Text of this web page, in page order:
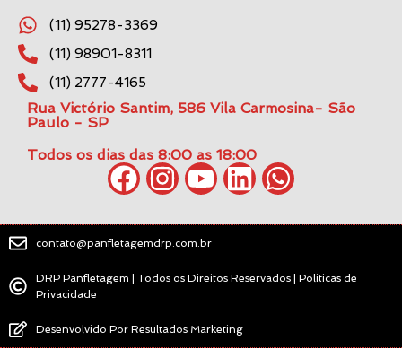
(11) 95278-3369
(11) 98901-8311
(11) 2777-4165
Rua Victório Santim, 586 Vila Carmosina- São
Paulo - SP
Todos os dias das 8:00 as 18:00
contato@panfletagemdrp.com.br
DRP Panfletagem | Todos os Direitos Reservados | Politicas de
Privacidade
Desenvolvido Por Resultados Marketing